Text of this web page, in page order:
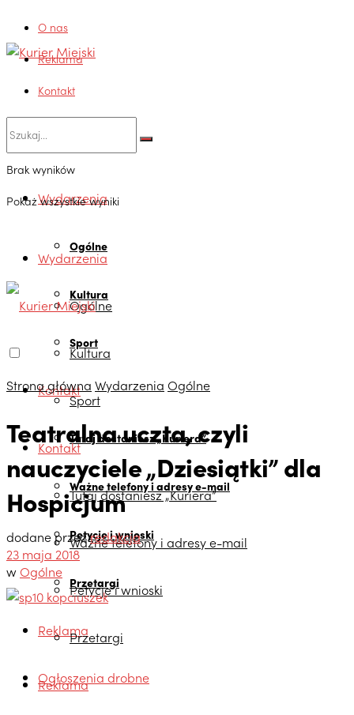
O nas
Reklama
Kontakt
Brak wyników
Pokaż wszystkie wyniki
Wydarzenia
Ogólne
Kultura
Sport
Kontakt
Tutaj dostaniesz „Kuriera”
Ważne telefony i adresy e-mail
Petycje i wnioski
Przetargi
Reklama
Ogłoszenia drobne
Wydarzenia
Ogólne
Kultura
Sport
Kontakt
Tutaj dostaniesz „Kuriera”
Ważne telefony i adresy e-mail
Petycje i wnioski
Przetargi
Reklama
Strona główna Wydarzenia Ogólne
Teatralna uczta, czyli
nauczyciele „Dziesiątki” dla
Hospicjum
dodane przezredakcja
23 maja 2018
wOgólne